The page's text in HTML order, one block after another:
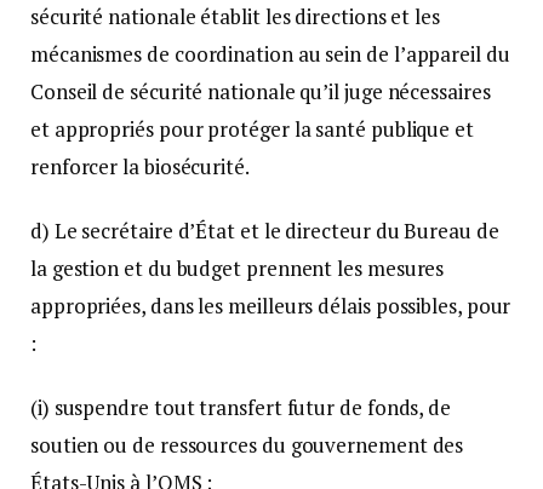
sécurité nationale établit les directions et les
mécanismes de coordination au sein de l’appareil du
Conseil de sécurité nationale qu’il juge nécessaires
et appropriés pour protéger la santé publique et
renforcer la biosécurité.
d) Le secrétaire d’État et le directeur du Bureau de
la gestion et du budget prennent les mesures
appropriées, dans les meilleurs délais possibles, pour
:
(i) suspendre tout transfert futur de fonds, de
soutien ou de ressources du gouvernement des
États-Unis à l’OMS ;